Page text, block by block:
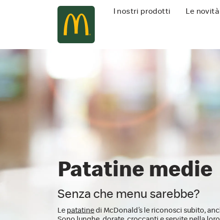
Navigazione
I nostri prodotti Le novità
Patatine medie
Senza che menu sarebbe?
Le patatine di McDonald’s le riconosci subito,